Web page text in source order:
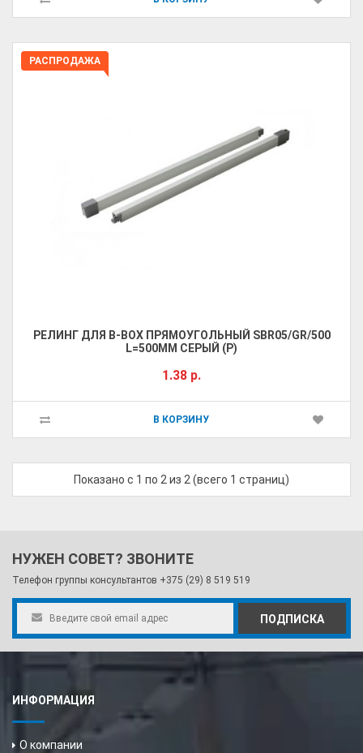
РАСПРОДАЖА
PЕЛИНГ ДЛЯ B-BOX ПРЯМОУГОЛЬНЫЙ SBR05/GR/500
L=500ММ СЕРЫЙ (Р)
1.38 р.
Показано с 1 по 2 из 2 (всего 1 страниц)
НУЖЕН СОВЕТ? ЗВОНИТЕ
Телефон группы консультантов +375 (29) 8 519 519
ПОДПИСКА
ИНФОРМАЦИЯ
О компании